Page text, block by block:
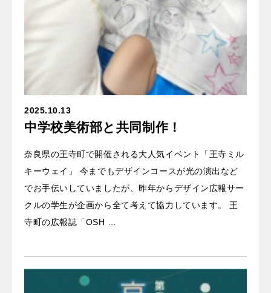
2025.10.13
中学校美術部と共同制作！
奈良県の王寺町で開催される大人気イベント「王寺ミル
キーウェイ」 今までもデザインコースが光の演出など
でお手伝いしていましたが、昨年からデザイン広報サー
クルの学生が企画から全て考えて協力しています。 王
寺町の広報誌「OSH …